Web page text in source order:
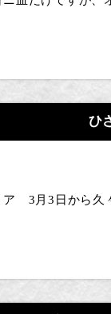
ひ
3月3日から久